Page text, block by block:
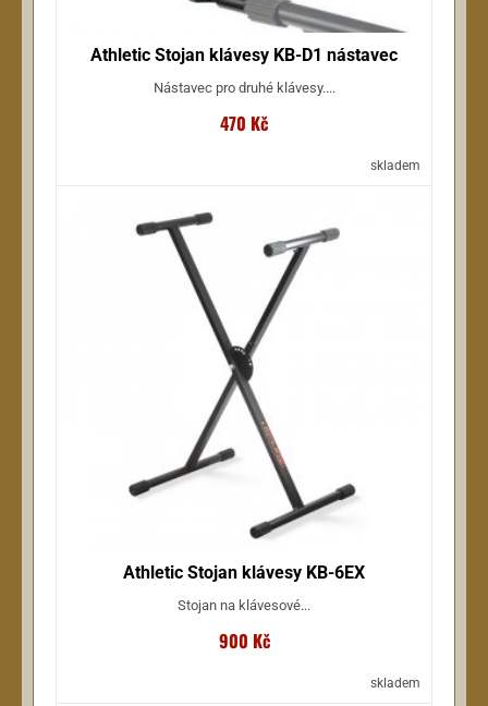
Athletic Stojan klávesy KB-D1 nástavec
Nástavec pro druhé klávesy....
470 Kč
skladem
Athletic Stojan klávesy KB-6EX
Stojan na klávesové...
900 Kč
skladem